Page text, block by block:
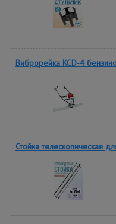
Виброрейка KCD-4
Стойка телескопическая